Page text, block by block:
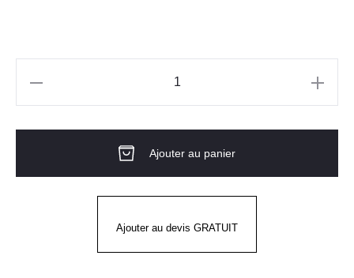
de
Ajouter au panier
Ajouter au devis GRATUIT